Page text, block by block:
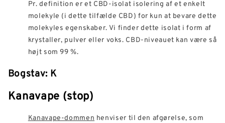
Pr. definition er et CBD-isolat isolering af et enkelt
molekyle (i dette tilfælde CBD) for kun at bevare dette
molekyles egenskaber. Vi finder dette isolat i form af
krystaller, pulver eller voks. CBD-niveauet kan være så
højt som 99 %.
Bogstav: K
Kanavape (stop)
Kanavape-dommen henviser til den afgørelse, som